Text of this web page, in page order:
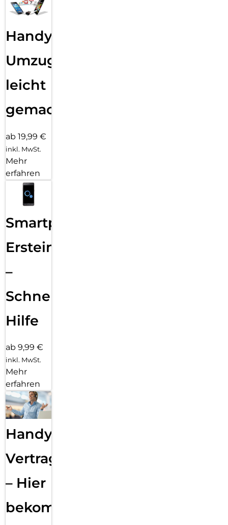
Handy
Umzug
leicht
gemacht!
ab 19,99 €
inkl. MwSt.
Mehr
erfahren
Smartphone
Ersteinrichtung
–
Schnelle
Hilfe
ab 9,99 €
inkl. MwSt.
Mehr
erfahren
Handy
Vertragsabwicklung
– Hier
bekommst